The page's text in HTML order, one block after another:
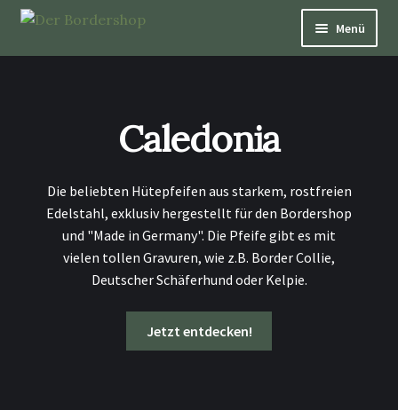
Menü
Schmuck
Dekoration und Nützliches
Aufkleber & Karten
Caledonia
Die beliebten Hütepfeifen aus starkem, rostfreien
Edelstahl, exklusiv hergestellt für den Bordershop
und "Made in Germany". Die Pfeife gibt es mit
vielen tollen Gravuren, wie z.B. Border Collie,
Deutscher Schäferhund oder Kelpie.
Jetzt entdecken!